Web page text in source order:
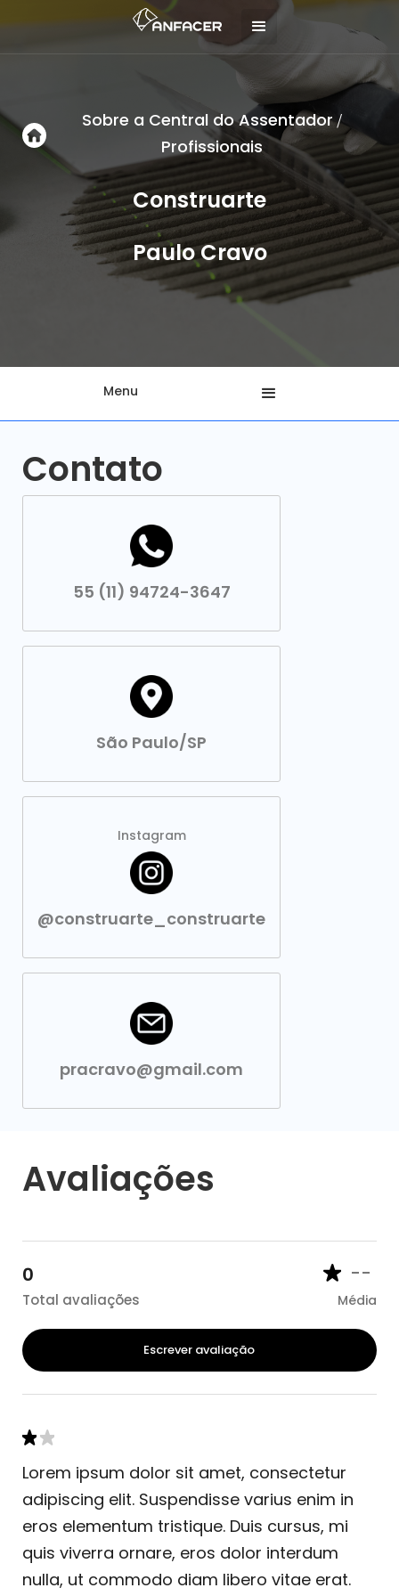
Sobre a Central do Assentador/
Profissionais
Construarte
Paulo Cravo
Menu
Contato
55 (11) 94724-3647
São Paulo/SP
Instagram
@construarte_construarte
pracravo@gmail.com
Avaliações
0
Total avaliações
--
Média
Escrever avaliação
Lorem ipsum dolor sit amet, consectetur
adipiscing elit. Suspendisse varius enim in
eros elementum tristique. Duis cursus, mi
quis viverra ornare, eros dolor interdum
nulla, ut commodo diam libero vitae erat.